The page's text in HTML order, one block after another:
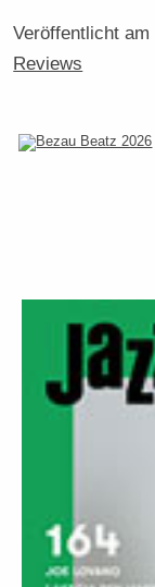
Veröffentlicht am
Reviews